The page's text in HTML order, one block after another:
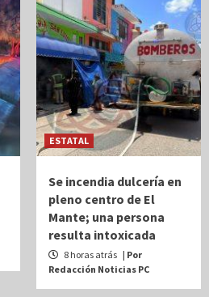
ESTATAL
Se incendia dulcería en
pleno centro de El
Mante; una persona
resulta intoxicada
8 horas atrás | Por
Redacción Noticias PC